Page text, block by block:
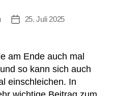
Veröffentlichungsdatum
25. Juli 2025
am Ende auch mal
so kann sich auch
einschleichen. In